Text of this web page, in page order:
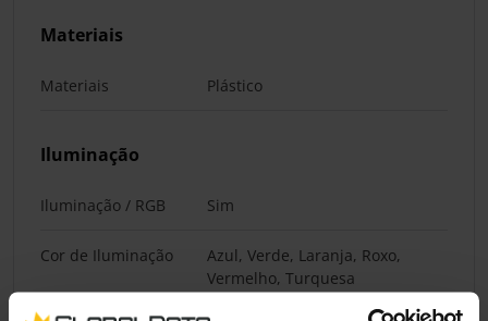
Materiais
Materiais Plástico
Iluminação
Iluminação / RGB Sim
Cor de Iluminação
Azul, Verde, Laranja, Roxo,
Vermelho, Turquesa